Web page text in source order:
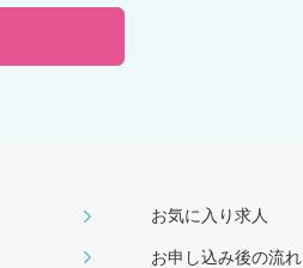
お気に入り求人
お申し込み後の流れ